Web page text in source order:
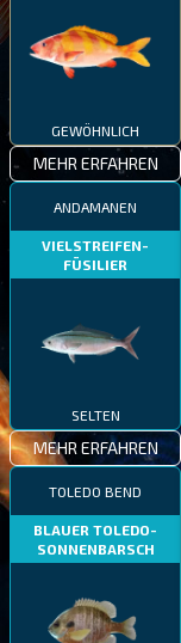
GEWÖHNLICH
MEHR ERFAHREN
ANDAMANEN
VIELSTREIFEN-
FÜSILIER
SELTEN
MEHR ERFAHREN
TOLEDO BEND
BLAUER TOLEDO-
SONNENBARSCH